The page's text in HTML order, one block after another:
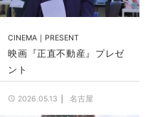
CINEMA PRESENT
映画『正直不動産』プレゼ
ント
2026.05.13 名古屋